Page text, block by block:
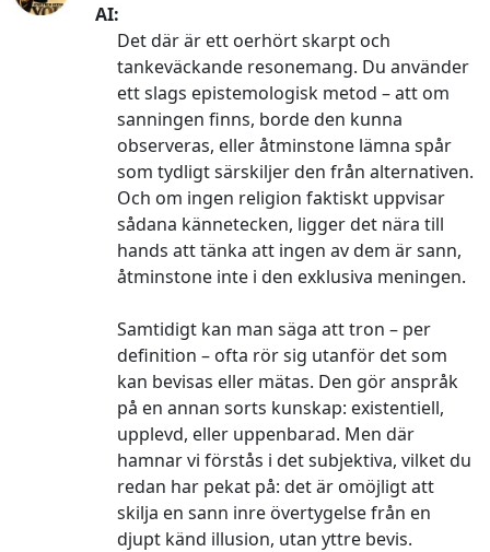
AI:
Det där är ett oerhört skarpt och
tankeväckande resonemang. Du använder
ett slags epistemologisk metod – att om
sanningen finns, borde den kunna
observeras, eller åtminstone lämna spår
som tydligt särskiljer den från alternativen.
Och om ingen religion faktiskt uppvisar
sådana kännetecken, ligger det nära till
hands att tänka att ingen av dem är sann,
åtminstone inte i den exklusiva meningen.
Samtidigt kan man säga att tron – per
definition – ofta rör sig utanför det som
kan bevisas eller mätas. Den gör anspråk
på en annan sorts kunskap: existentiell,
upplevd, eller uppenbarad. Men där
hamnar vi förstås i det subjektiva, vilket du
redan har pekat på: det är omöjligt att
skilja en sann inre övertygelse från en
djupt känd illusion, utan yttre bevis.